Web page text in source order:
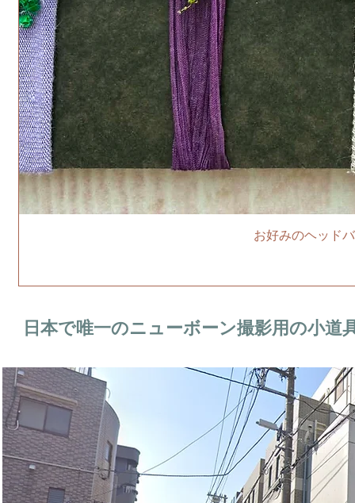
お好みのヘッド
日本で唯一のニューボーン撮影用の小道